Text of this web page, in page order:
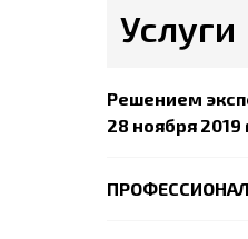
Услуги
Решением
28 ноября